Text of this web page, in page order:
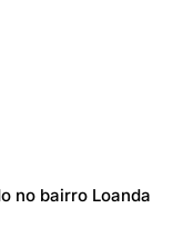
no bairro Loanda